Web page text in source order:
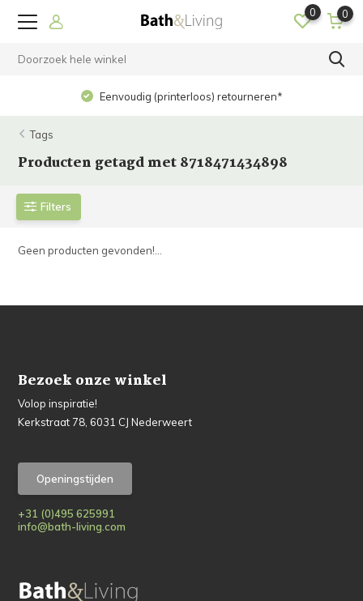
0 0
Eenvoudig (printerloos) retourneren*
Tags
Producten getagd met 8718471434898
Filters
Geen producten gevonden!...
Bezoek onze winkel
Volop inspiratie!
Kerkstraat 78, 6031 CJ Nederweert
Openingstijden
+31 (0)495 625991
info@bath-living.com